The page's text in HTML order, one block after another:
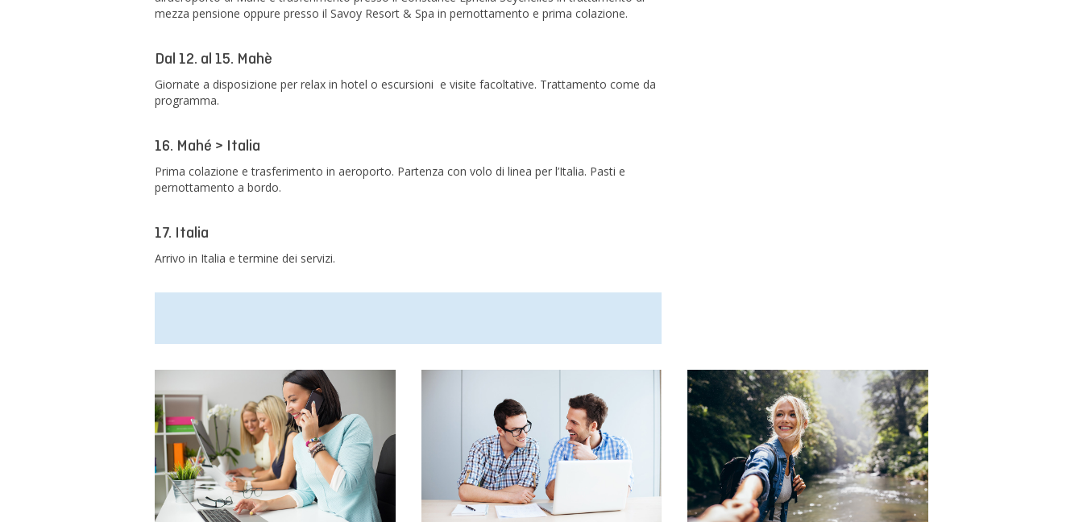
mezza pensione oppure presso il Savoy Resort & Spa in pernottamento e prima colazione.
Dal 12. al 15. Mahè
Giornate a disposizione per relax in hotel o escursioni e visite facoltative. Trattamento come da
programma.
16. Mahé > Italia
Prima colazione e trasferimento in aeroporto. Partenza con volo di linea per l’Italia. Pasti e
pernottamento a bordo.
17. Italia
Arrivo in Italia e termine dei servizi.